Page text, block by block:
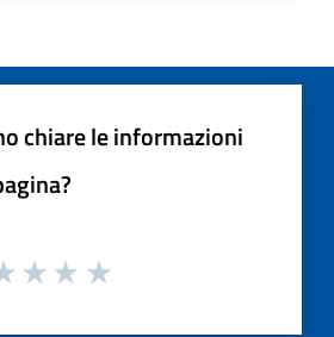
chiare le informazioni